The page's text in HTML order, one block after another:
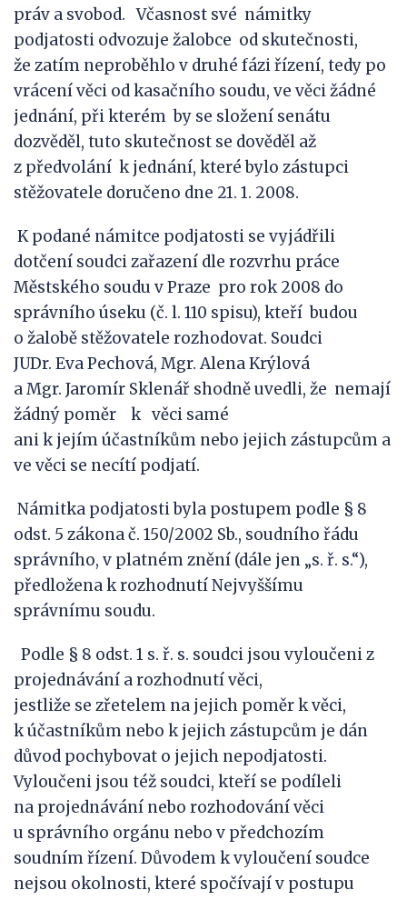
práv a svobod. Včasnost své námitky
podjatosti odvozuje žalobce od skutečnosti,
že zatím neproběhlo v druhé fázi řízení, tedy po
vrácení věci od kasačního soudu, ve věci žádné
jednání, při kterém by se složení senátu
dozvěděl, tuto skutečnost se dověděl až
z předvolání k jednání, které bylo zástupci
stěžovatele doručeno dne 21. 1. 2008.
K podané námitce podjatosti se vyjádřili
dotčení soudci zařazení dle rozvrhu práce
Městského soudu v Praze pro rok 2008 do
správního úseku (č. l. 110 spisu), kteří budou
o žalobě stěžovatele rozhodovat. Soudci
JUDr. Eva Pechová, Mgr. Alena Krýlová
a Mgr. Jaromír Sklenář shodně uvedli, že nemají
žádný poměr k věci samé
ani k jejím účastníkům nebo jejich zástupcům a
ve věci se necítí podjatí.
Námitka podjatosti byla postupem podle § 8
odst. 5 zákona č. 150/2002 Sb., soudního řádu
správního, v platném znění (dále jen „s. ř. s.“),
předložena k rozhodnutí Nejvyššímu
správnímu soudu.
Podle § 8 odst. 1 s. ř. s. soudci jsou vyloučeni z
projednávání a rozhodnutí věci,
jestliže se zřetelem na jejich poměr k věci,
k účastníkům nebo k jejich zástupcům je dán
důvod pochybovat o jejich nepodjatosti.
Vyloučeni jsou též soudci, kteří se podíleli
na projednávání nebo rozhodování věci
u správního orgánu nebo v předchozím
soudním řízení. Důvodem k vyloučení soudce
nejsou okolnosti, které spočívají v postupu